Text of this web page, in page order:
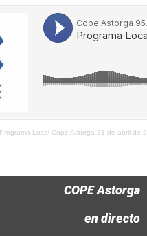
Programa Local Cope Astorga 21 de abril de
COPE Astorga
en directo